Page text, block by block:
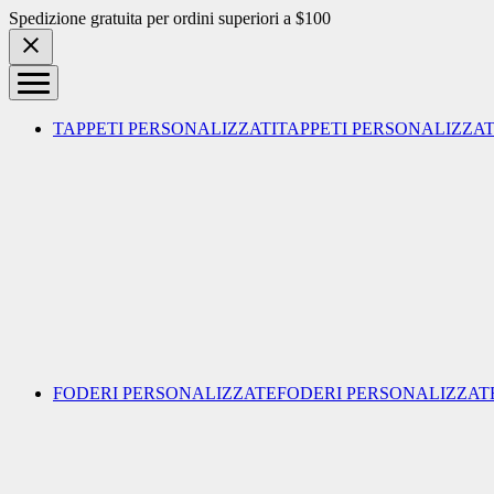
Skip to content
Spedizione gratuita per ordini superiori a $100
TAPPETI PERSONALIZZATITAPPETI
FODERI PERSONALIZZATEFODERI